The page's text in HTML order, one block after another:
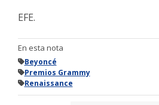
EFE.
En esta nota
Beyoncé
Premios Grammy
Renaissance